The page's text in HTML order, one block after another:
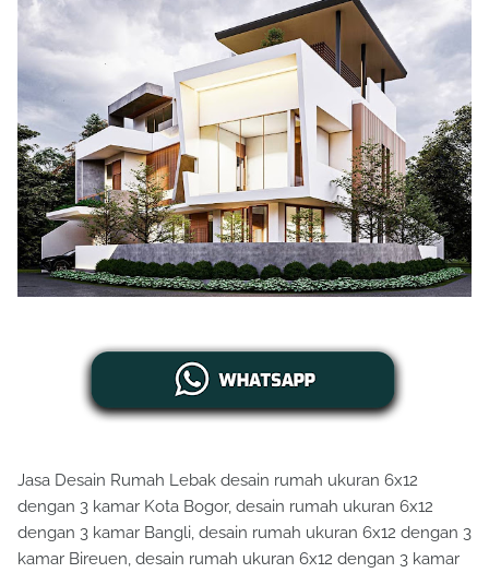
Jasa Desain Rumah Lebak desain rumah ukuran 6x12
dengan 3 kamar Kota Bogor, desain rumah ukuran 6x12
dengan 3 kamar Bangli, desain rumah ukuran 6x12 dengan 3
kamar Bireuen, desain rumah ukuran 6x12 dengan 3 kamar